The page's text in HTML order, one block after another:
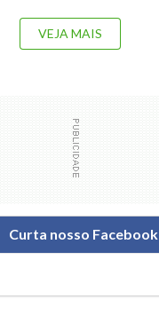
VEJA MAIS
Curta nosso Facebook